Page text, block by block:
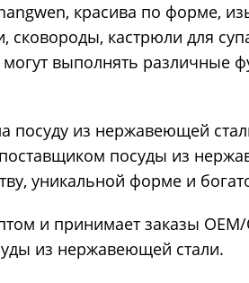
красива по форме,
кастрюли для
выполнять различные
посуду из нержавеющей
посуды из
уникальной форме и
и принимает заказы
из нержавеющей стали.